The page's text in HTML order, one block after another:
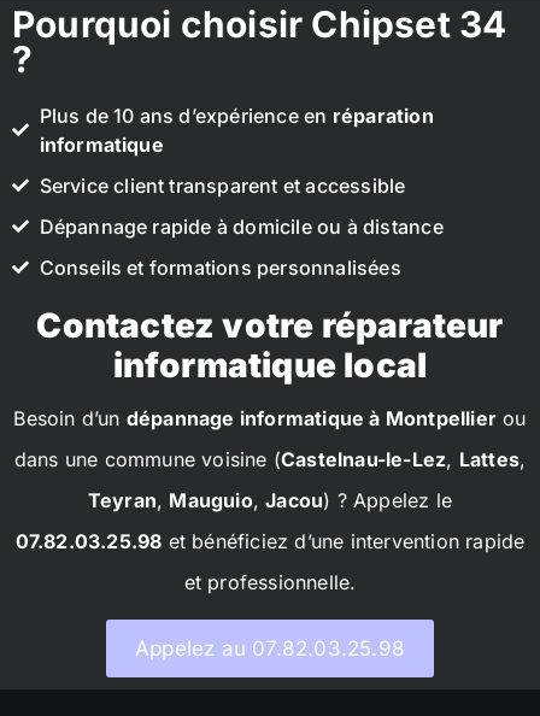
Pourquoi choisir Chipset 34
?
Plus de 10 ans d’expérience en réparation
informatique
Service client transparent et accessible
Dépannage rapide à domicile ou à distance
Conseils et formations personnalisées
Contactez votre réparateur
informatique local
Besoin d’un dépannage informatique à Montpellier ou
dans une commune voisine (Castelnau-le-Lez, Lattes,
Teyran, Mauguio,Jacou) ? Appelez le
07.82.03.25.98 et bénéficiez d’une intervention rapide
et professionnelle.
Appelez au 07.82.03.25.98